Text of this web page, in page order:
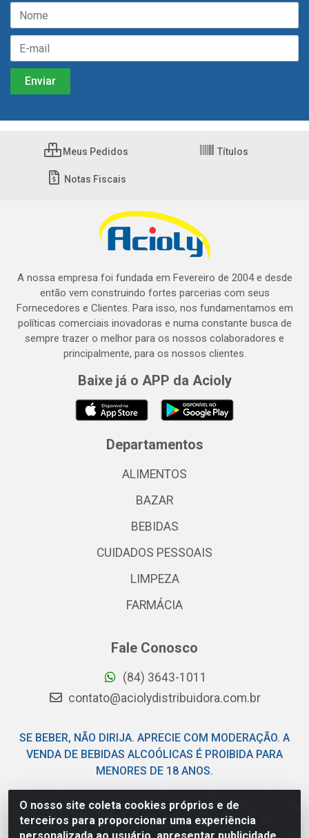
O nosso site coleta cookies próprios e de
terceiros para proporcionar uma experiência
Meus Pedidos Títulos
Notas Fiscais
A nossa empresa foi fundada em Fevereiro de 2004 e desde
então vem construindo fortes parcerias com seus
Fornecedores e Clientes. Para isso, nos fundamentamos em
políticas comerciais inovadoras e numa constante busca de
sempre trazer o melhor para os nossos colaboradores e
principalmente, para os nossos clientes.
Baixe já o APP da Acioly
Departamentos
ALIMENTOS
BAZAR
BEBIDAS
CUIDADOS PESSOAIS
LIMPEZA
FARMÁCIA
Fale Conosco
(84) 3643-1011
contato@aciolydistribuidora.com.br
SE BEBER, NÃO DIRIJA. APRECIE COM MODERAÇÃO. A
VENDA DE BEBIDAS ALCOÓLICAS É PROIBIDA PARA
MENORES DE 18 ANOS.
Acioly Distribuidora - Av Piloto Pereira Tim - Parque de
Exposições - Parnamirim/RN - CEP 59146-480 - CNPJ